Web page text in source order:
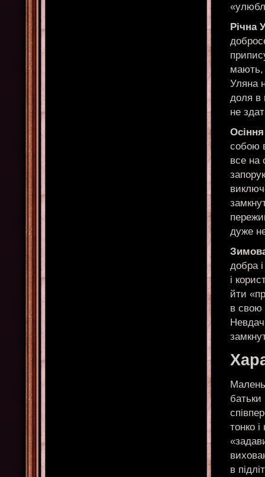
Річна
мають,
Уляна
доля в
не
собою
все на
дуже
добра
і
йти
в свою
батьки
тонко
в